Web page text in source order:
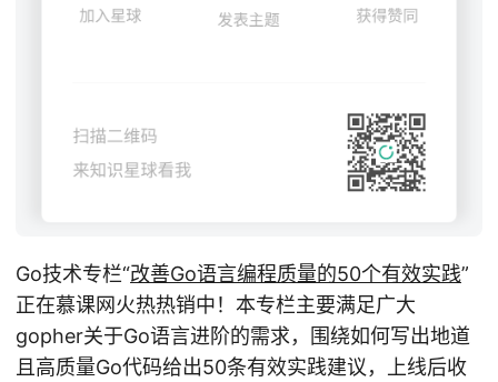
Go技术专栏“改善Go语⾔编程质量的50个有效实践”
正在慕课网火热热销中！本专栏主要满足广大
gopher关于Go语言进阶的需求，围绕如何写出地道
且高质量Go代码给出50条有效实践建议，上线后收